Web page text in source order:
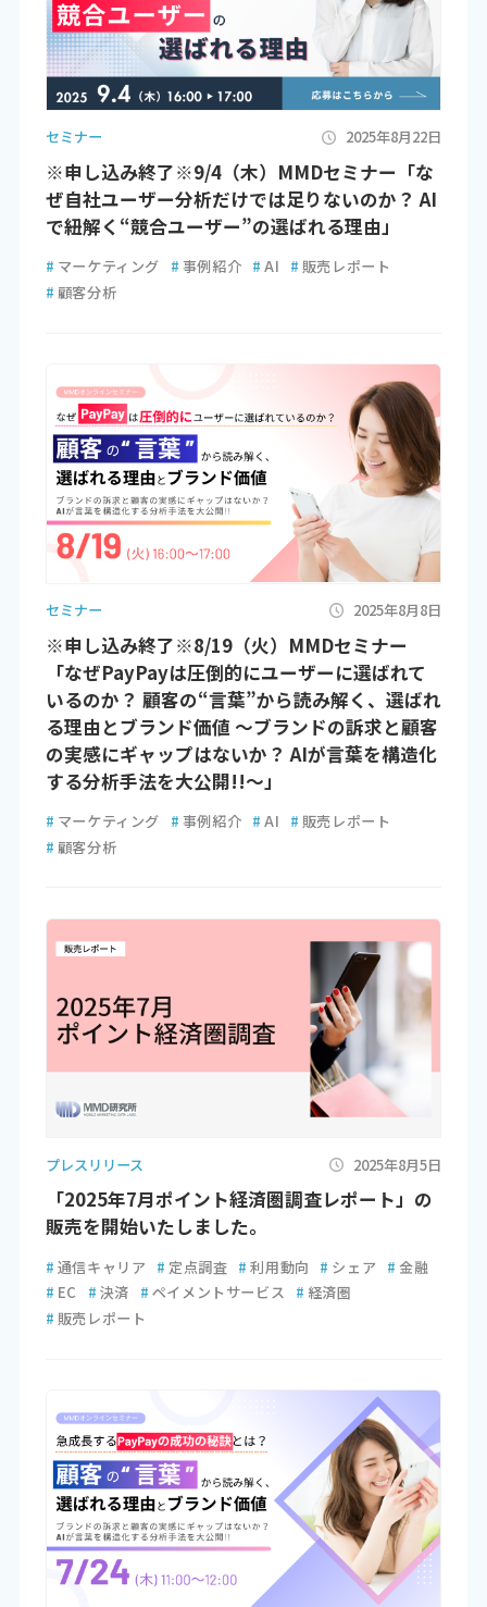
セミナー 2025年8月22日
※申し込み終了※9/4（木）MMDセミナー「な
ぜ自社ユーザー分析だけでは足りないのか？ AI
で紐解く“競合ユーザー”の選ばれる理由」
# マーケティング # 事例紹介 # AI # 販売レポート
# 顧客分析
セミナー 2025年8月8日
※申し込み終了※8/19（火）MMDセミナー
「なぜPayPayは圧倒的にユーザーに選ばれて
いるのか？ 顧客の“言葉”から読み解く、選ばれ
る理由とブランド価値 ～ブランドの訴求と顧客
の実感にギャップはないか？ AIが言葉を構造化
する分析手法を大公開!!～」
# マーケティング # 事例紹介 # AI # 販売レポート
# 顧客分析
プレスリリース 2025年8月5日
「2025年7月ポイント経済圏調査レポート」の
販売を開始いたしました。
# 通信キャリア # 定点調査 # 利用動向 # シェア # 金融
# EC # 決済 # ペイメントサービス # 経済圏
# 販売レポート